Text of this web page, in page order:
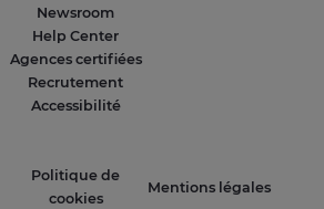
Newsroom
Help Center
Agences certifiées
Recrutement
Accessibilité
Politique de
cookies
Mentions légales